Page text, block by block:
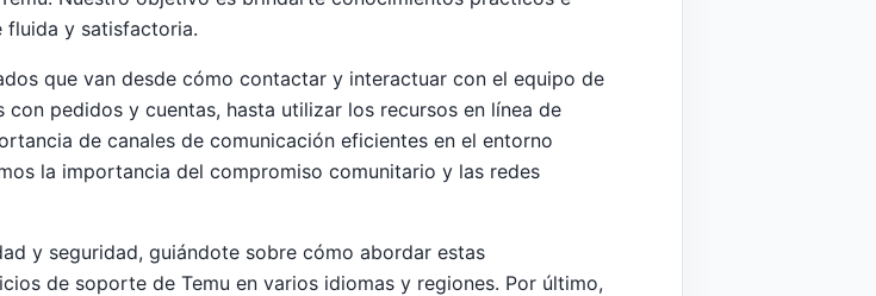
fluida y satisfactoria.
que van desde cómo contactar y interactuar con el equipo de
pedidos y cuentas, hasta utilizar los recursos en línea de
de canales de comunicación eficientes en el entorno
la importancia del compromiso comunitario y las redes
y seguridad, guiándote sobre cómo abordar estas
de soporte de Temu en varios idiomas y regiones. Por último,